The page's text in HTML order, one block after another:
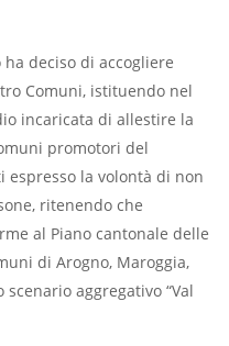
deciso di accogliere
Comuni, istituendo nel
incaricata di allestire la
promotori del
la volontà di non
ritenendo che
al Piano cantonale delle
di Arogno, Maroggia,
aggregativo “Val